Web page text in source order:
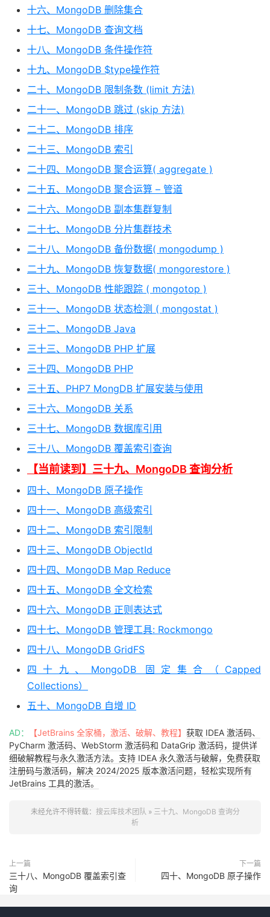
十六、MongoDB 删除集合
十七、MongoDB 查询文档
十八、MongoDB 条件操作符
十九、MongoDB $type操作符
二十、MongoDB 限制条数 (limit 方法)
二十一、MongoDB 跳过 (skip 方法)
二十二、MongoDB 排序
二十三、MongoDB 索引
二十四、MongoDB 聚合运算( aggregate )
二十五、MongoDB 聚合运算 – 管道
二十六、MongoDB 副本集群复制
二十七、MongoDB 分片集群技术
二十八、MongoDB 备份数据( mongodump )
二十九、MongoDB 恢复数据( mongorestore )
三十、MongoDB 性能跟踪 ( mongotop )
三十一、MongoDB 状态检测 ( mongostat )
三十二、MongoDB Java
三十三、MongoDB PHP 扩展
三十四、MongoDB PHP
三十五、PHP7 MongDB 扩展安装与使用
三十六、MongoDB 关系
三十七、MongoDB 数据库引用
三十八、MongoDB 覆盖索引查询
【当前读到】三十九、MongoDB 查询分析
四十、MongoDB 原子操作
四十一、MongoDB 高级索引
四十二、MongoDB 索引限制
四十三、MongoDB ObjectId
四十四、MongoDB Map Reduce
四十五、MongoDB 全文检索
四十六、MongoDB 正则表达式
四十七、MongoDB 管理工具: Rockmongo
四十八、MongoDB GridFS
四十九、MongoDB 固定集合（Capped
Collections）
五十、MongoDB 自增 ID
AD： 【JetBrains 全家桶，激活、破解、教程】 获取 IDEA 激活码、
PyCharm 激活码、WebStorm 激活码和 DataGrip 激活码，提供详
细破解教程与永久激活方法。支持 IDEA 永久激活与破解，免费获取
注册码与激活码，解决 2024/2025 版本激活问题，轻松实现所有
JetBrains 工具的激活。
未经允许不得转载： 搜云库技术团队 » 三十九、MongoDB 查询分
析
上一篇
三十八、MongoDB 覆盖索引查
询
下一篇
四十、MongoDB 原子操作